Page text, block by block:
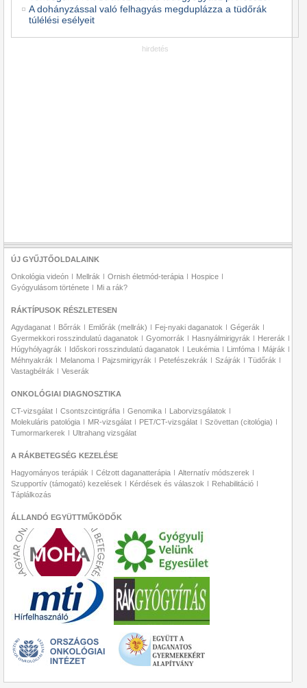
A dohányzással való felhagyás megduplázza a tüdőrák
túlélési esélyeit
hirdetés
ÚJ GYŰJTŐOLDALAINK
Onkológia videón Mellrák Ornish életmód-terápia
Hospice
Gyógyulásom története
Mi a rák?
RÁKTÍPUSOK RÉSZLETESEN
Agydaganat Bőrrák Emlőrák (mellrák) Fej-nyaki daganatok
Gégerák
Gyermekkori rosszindulatú daganatok
Gyomorrák Hasnyálmirigyrák
Hererák
Húgyhólyagrák
Időskori rosszindulatú daganatok Leukémia Limfóma
Májrák
Méhnyakrák
Melanoma Pajzsmirigyrák Petefészekrák Szájrák
Tüdőrák
Vastagbélrák
Veserák
ONKOLÓGIAI DIAGNOSZTIKA
CT-vizsgálat Csontszcintigráfia Genomika
Laborvizsgálatok
Molekuláris patológia
MR-vizsgálat PET/CT-vizsgálat
Szövettan (citológia)
Tumormarkerek
Ultrahang vizsgálat
A RÁKBETEGSÉG KEZELÉSE
Hagyományos terápiák Célzott daganatterápia
Alternatív módszerek
Szupportív (támogató) kezelések
Kérdések és válaszok
Rehabilitáció
Táplálkozás
ÁLLANDÓ EGYÜTTMŰKÖDŐK